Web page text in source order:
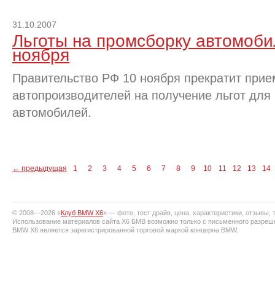
31.10.2007
Льготы на промсборку
ноября
Правительство РФ 10 ноября прекратит
автопроизводителей на получение льгот
автомобилей.
1 2 3 4 5 6 7 8 9 10 11 12 13 14
← предыдущая
© 2008—2026 «Клуб BMW X6» — фото, тест драйв, цена, характеристики, отзывы,
Использование материалов сайта X6 БМВ возможно только с письменного
BMW X6 является зарегистрированной торговой маркой концерна BMW.